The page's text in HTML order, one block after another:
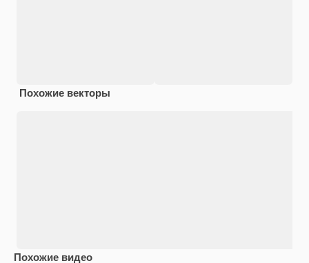
Похожие векторы
Похожие видео